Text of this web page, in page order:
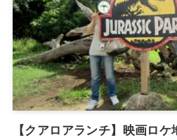
【クアロアランチ】映画ロ